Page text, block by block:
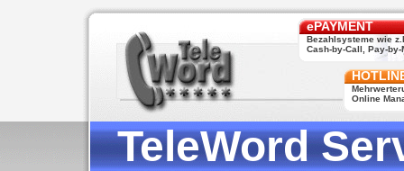
ePAYMENT
Bezahlsysteme wie
Cash-by-Call, Pay-by-
Online
TeleWord